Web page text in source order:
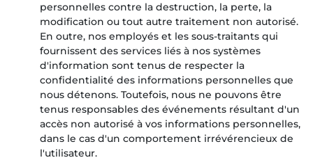
personnelles contre la destruction, la perte, la
modification ou tout autre traitement non autorisé.
En outre, nos employés et les sous-traitants qui
fournissent des services liés à nos systèmes
d'information sont tenus de respecter la
confidentialité des informations personnelles que
nous détenons. Toutefois, nous ne pouvons être
tenus responsables des événements résultant d'un
accès non autorisé à vos informations personnelles,
dans le cas d'un comportement irrévérencieux de
l'utilisateur.